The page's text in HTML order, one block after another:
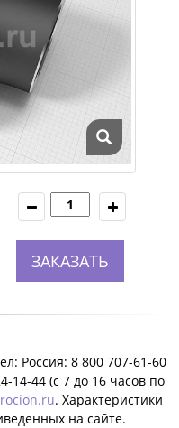
ЗАКАЗАТЬ
Россия: 8 800 707-61-60
14-44 (c 7 до 16 часов по
. Характеристики
на сайте.